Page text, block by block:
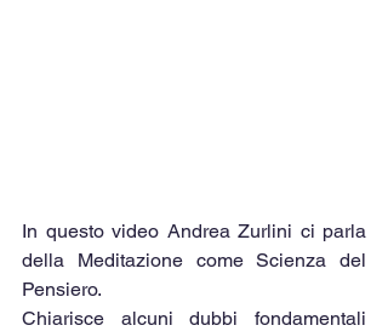
In questo video Andrea Zurlini ci parla
della Meditazione come Scienza del
Pensiero.
Chiarisce alcuni dubbi fondamentali